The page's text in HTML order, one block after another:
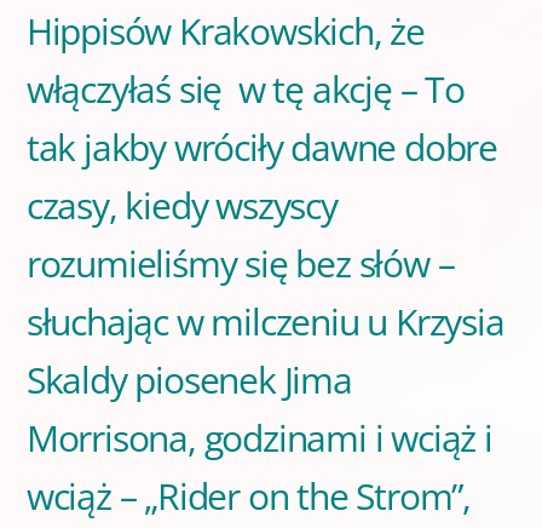
Hippisów Krakowskich, że
włączyłaś się w tę akcję – To
tak jakby wróciły dawne dobre
czasy, kiedy wszyscy
rozumieliśmy się bez słów –
słuchając w milczeniu u Krzysia
Skaldy piosenek Jima
Morrisona, godzinami i wciąż i
wciąż – „Rider on the Strom”,